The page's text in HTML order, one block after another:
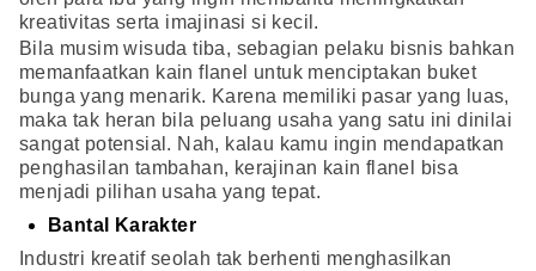
kreativitas serta imajinasi si kecil.
Bila musim wisuda tiba, sebagian pelaku bisnis bahkan
memanfaatkan kain flanel untuk menciptakan buket
bunga yang menarik. Karena memiliki pasar yang luas,
maka tak heran bila peluang usaha yang satu ini dinilai
sangat potensial. Nah, kalau kamu ingin mendapatkan
penghasilan tambahan, kerajinan kain flanel bisa
menjadi pilihan usaha yang tepat.
Bantal Karakter
Industri kreatif seolah tak berhenti menghasilkan